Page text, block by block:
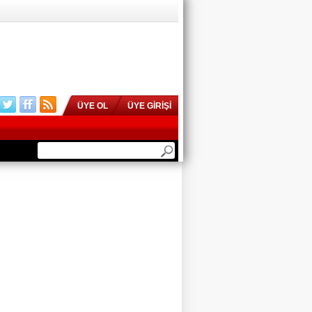
ÜYE OL ÜYE GİRİŞİ